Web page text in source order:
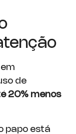
de
20% menos
papo está